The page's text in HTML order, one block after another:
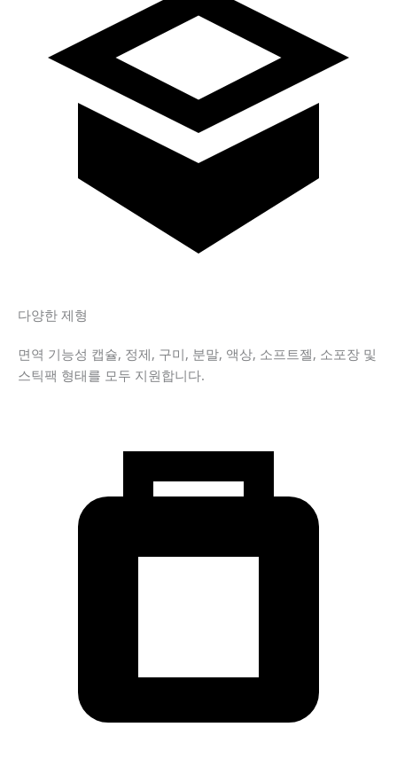
다양한 제형
면역 기능성 캡슐, 정제, 구미, 분말, 액상, 소프트젤, 소포장 및
스틱팩 형태를 모두 지원합니다.